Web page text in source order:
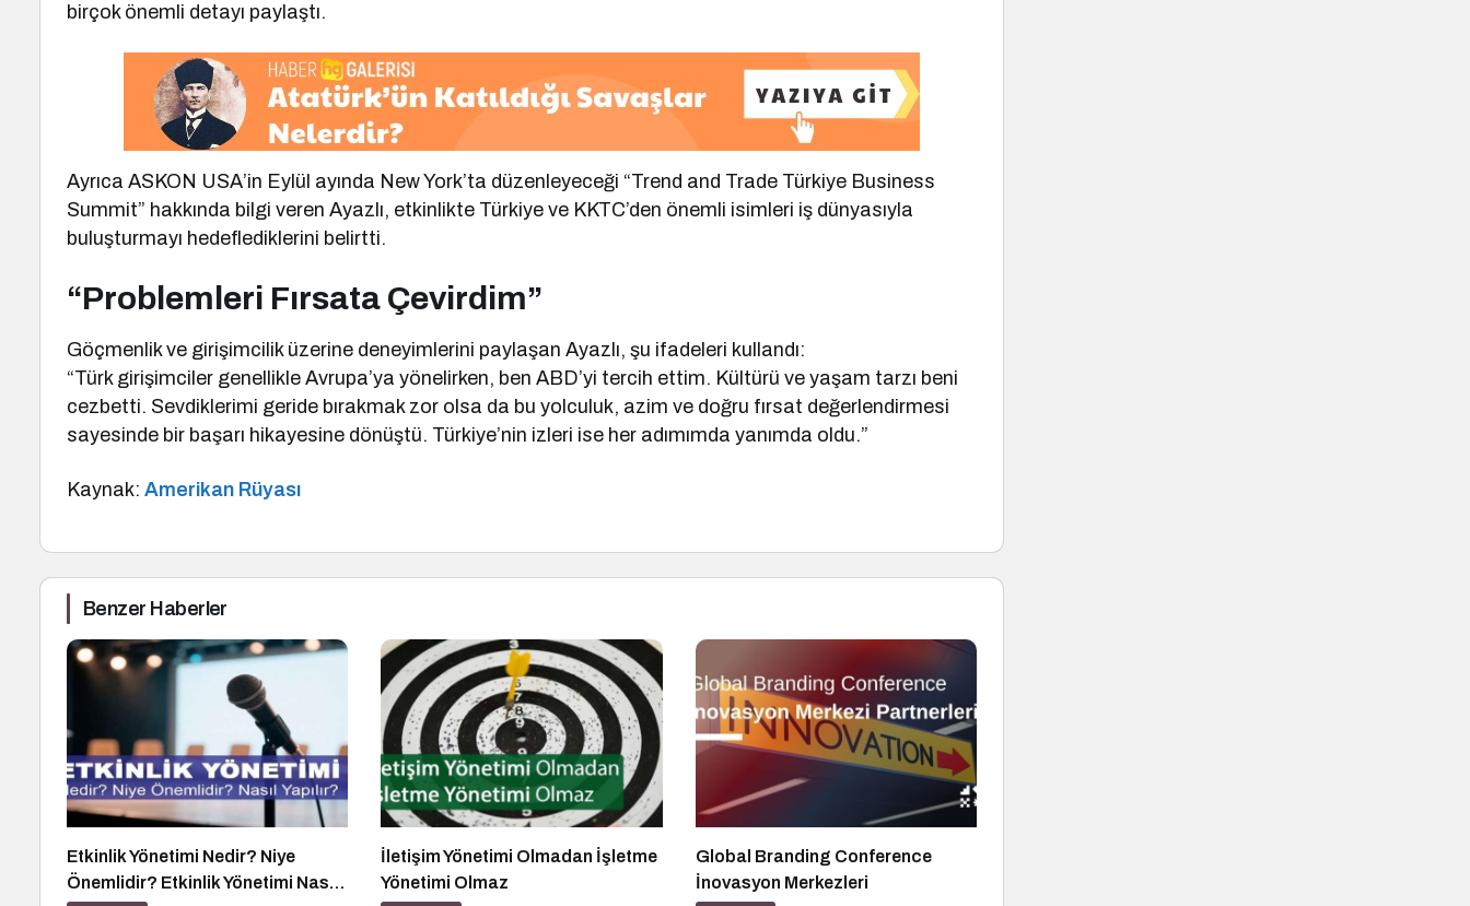
birçok önemli detayı paylaştı.
Ayrıca ASKON USA’in Eylül ayında New York’ta düzenleyeceği “Trend and Trade Türkiye Business
Summit” hakkında bilgi veren Ayazlı, etkinlikte Türkiye ve KKTC’den önemli isimleri iş dünyasıyla
buluşturmayı hedeflediklerini belirtti.
“Problemleri Fırsata Çevirdim”
Göçmenlik ve girişimcilik üzerine deneyimlerini paylaşan Ayazlı, şu ifadeleri kullandı:
“Türk girişimciler genellikle Avrupa’ya yönelirken, ben ABD’yi tercih ettim. Kültürü ve yaşam tarzı beni
cezbetti. Sevdiklerimi geride bırakmak zor olsa da bu yolculuk, azim ve doğru fırsat değerlendirmesi
sayesinde bir başarı hikayesine dönüştü. Türkiye’nin izleri ise her adımımda yanımda oldu.”
Kaynak:Amerikan Rüyası
Benzer Haberler
Etkinlik Yönetimi Nedir? Niye
Önemlidir? Etkinlik Yönetimi Nasıl
İletişim Yönetimi Olmadan İşletme
Yönetimi Olmaz
Global Branding Conference
İnovasyon Merkezleri